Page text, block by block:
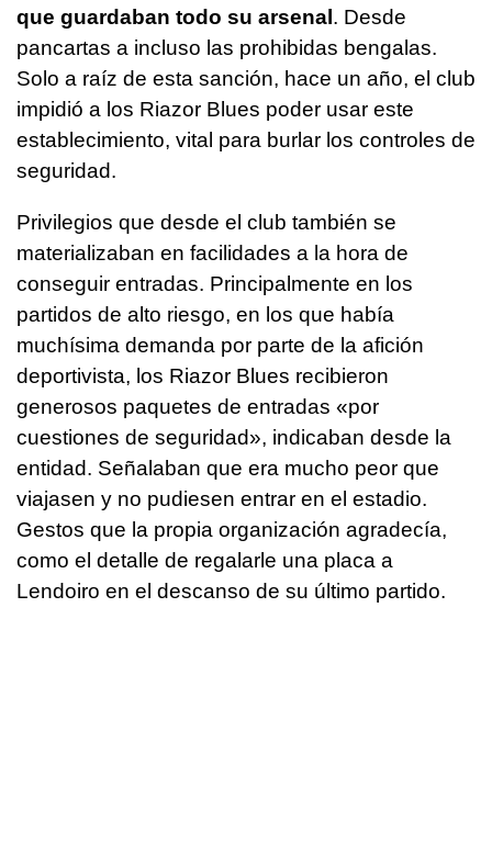
que guardaban todo su arsenal . Desde
pancartas a incluso las prohibidas bengalas.
Solo a raíz de esta sanción, hace un año, el club
impidió a los Riazor Blues poder usar este
establecimiento, vital para burlar los controles de
seguridad.
Privilegios que desde el club también se
materializaban en facilidades a la hora de
conseguir entradas. Principalmente en los
partidos de alto riesgo, en los que había
muchísima demanda por parte de la afición
deportivista, los Riazor Blues recibieron
generosos paquetes de entradas «por
cuestiones de seguridad», indicaban desde la
entidad. Señalaban que era mucho peor que
viajasen y no pudiesen entrar en el estadio.
Gestos que la propia organización agradecía,
como el detalle de regalarle una placa a
Lendoiro en el descanso de su último partido.